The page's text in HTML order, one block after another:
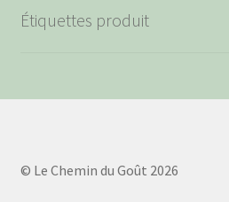
Étiquettes produit
© Le Chemin du Goût 2026